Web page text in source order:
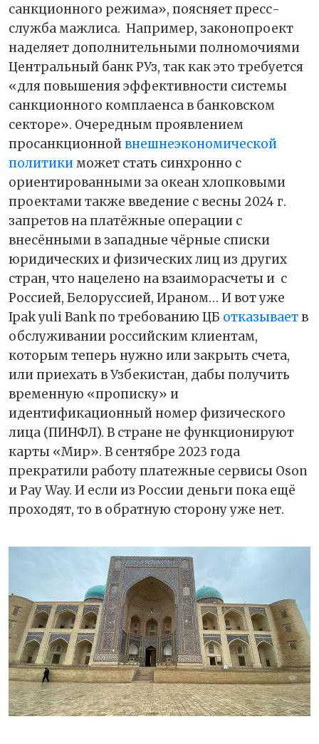
санкционного режима», поясняет пресс-
служба мажлиса. Например, законопроект
наделяет дополнительными полномочиями
Центральный банк РУз, так как это требуется
«для повышения эффективности системы
санкционного комплаенса в банковском
секторе». Очередным проявлением
просанкционнойвнешнеэкономической
политикиможет стать синхронно с
ориентированными за океан хлопковыми
проектами также введение с весны 2024 г.
запретов на платёжные операции с
внесёнными в западные чёрные списки
юридических и физических лиц из других
стран, что нацелено на взаиморасчеты и с
Россией, Белоруссией, Ираном… И вот уже
Ipak yuli Bank по требованию ЦБ отказываетв
обслуживании российским клиентам,
которым теперь нужно или закрыть счета,
или приехать в Узбекистан, дабы получить
временную «прописку» и
идентификационный номер физического
лица (ПИНФЛ). В стране не функционируют
карты «Мир». В сентябре 2023 года
прекратили работу платежные сервисы Oson
и Pay Way. И если из России деньги пока ещё
проходят, то в обратную сторону уже нет.